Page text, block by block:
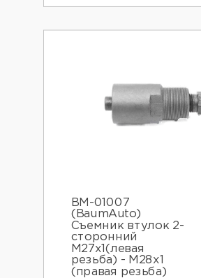
BM-01007
(BaumAuto)
Съемник втулок 2-
сторонний
М27х1(левая
резьба) - М28х1
(правая резьба)